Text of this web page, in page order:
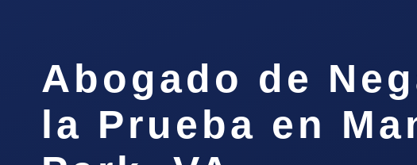
Abogado de
la Prueba en